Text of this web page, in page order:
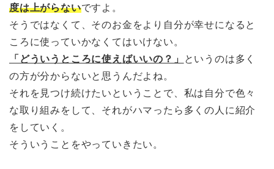
度は上がらないですよ。
そうではなくて、そのお金をより自分が幸せになると
ころに使っていかなくてはいけない。
「どういうところに使えばいいの？」
というのは多く
の方が分からないと思うんだよね。
それを見つけ続けたいということで、私は自分で色々
な取り組みをして、それがハマったら多くの人に紹介
をしていく。
そういうことをやっていきたい。